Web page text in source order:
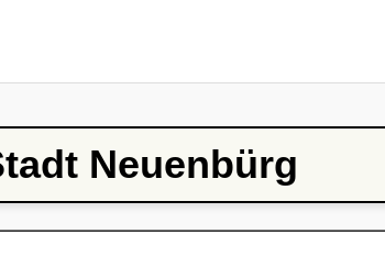
Neuenbürg